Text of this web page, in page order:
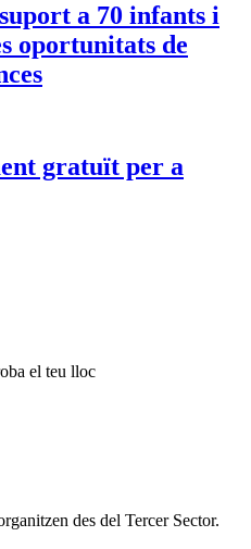
a 70 infants i
oportunitats de
gratuït per a
el teu lloc
des del Tercer Sector.